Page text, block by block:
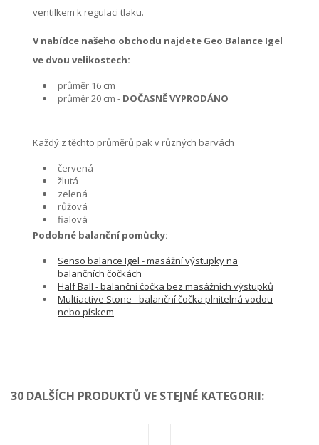
ventilkem k regulaci tlaku.
V nabídce našeho obchodu najdete Geo Balance Igel
ve dvou velikostech:
průměr 16 cm
průměr 20 cm - DOČASNĚ VYPRODÁNO
Každý z těchto průměrů pak v různých barvách
červená
žlutá
zelená
růžová
fialová
Podobné balanční pomůcky:
Senso balance Igel - masážní výstupky na
balančních čočkách
Half Ball - balanční čočka bez masážních výstupků
Multiactive Stone - balanční čočka plnitelná vodou
nebo pískem
30 DALŠÍCH PRODUKTŮ VE STEJNÉ KATEGORII: